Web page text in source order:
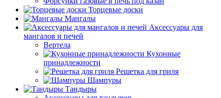
Торцевые доски
Мангалы
Аксессуары для
мангалов и печей
Вертела
Кухонные
принадлежности
Решетка для гриля
Шампуры
Тандыры